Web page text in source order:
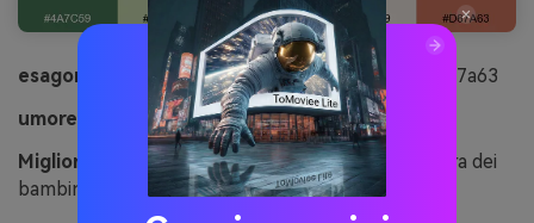
esagonale:
#4a7c59#cfe3b4#f5b6a7#f9efe9#d67a63
umore:
Morbido, giocoso, accessibile
Migliore per:
Progettazione di poster per la camera dei
bambini